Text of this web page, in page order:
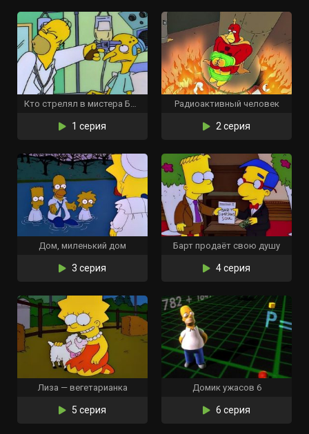
Кто стрелял в мистера Бёрнса? (Часть 2)
1 серия
Радиоактивный человек
2 серия
Дом, миленький дом
3 серия
Барт продаёт свою душу
4 серия
Лиза — вегетарианка
5 серия
Домик ужасов 6
6 серия